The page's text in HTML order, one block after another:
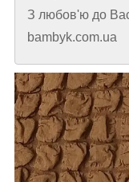
З любов'ю до
bambyk.com.ua